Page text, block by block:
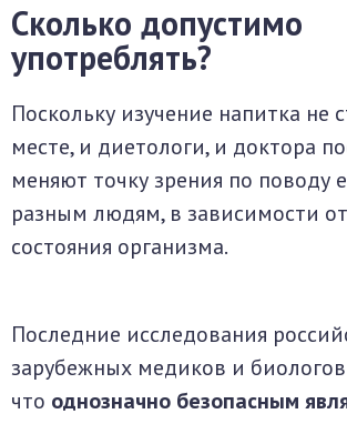
Сколько допустимо
употреблять?
Поскольку изучение напитка не
месте, и диетологи, и доктора
меняют точку зрения по поводу
разным людям, в зависимости
состояния организма.
Последние исследования
зарубежных медиков и
что однозначно безопасным